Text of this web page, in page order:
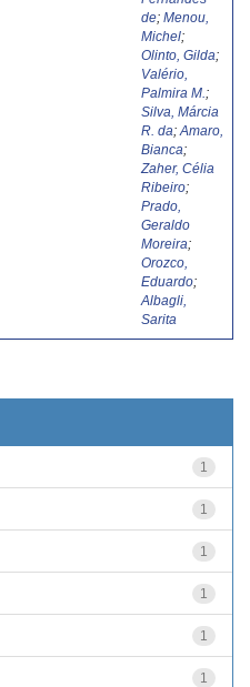
de; Menou,
Michel;
Olinto, Gilda;
Valério,
Palmira M. ;
Silva, Márcia
R. da; Amaro,
Bianca;
Zaher, Célia
Ribeiro;
Prado,
Geraldo
Moreira;
Orozco,
Eduardo;
Albagli,
Sarita
1
1
1
1
1
1